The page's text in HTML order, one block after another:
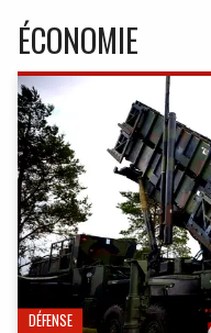
ÉCONOMIE
DÉFENSE